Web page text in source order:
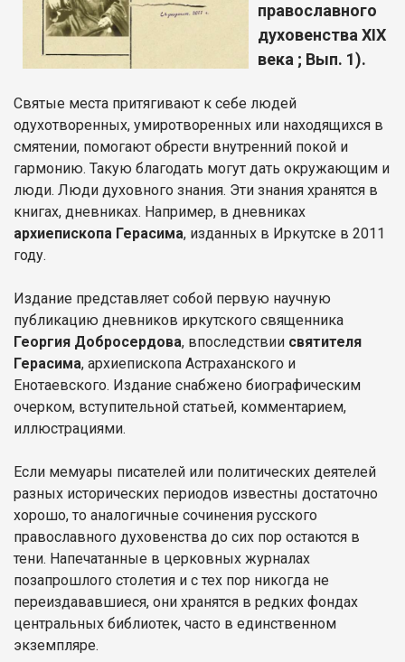
православного
духовенства XIX
века ; Вып. 1).
Святые места притягивают к себе людей
одухотворенных, умиротворенных или находящихся в
смятении, помогают обрести внутренний покой и
гармонию. Такую благодать могут дать окружающим и
люди. Люди духовного знания. Эти знания хранятся в
книгах, дневниках. Например, в дневниках
архиепископа Герасима, изданных в Иркутске в 2011
году.
Издание представляет собой первую научную
публикацию дневников иркутского священника
Георгия Добросердова, впоследствии святителя
Герасима, архиепископа Астраханского и
Енотаевского. Издание снабжено биографическим
очерком, вступительной статьей, комментарием,
иллюстрациями.
Если мемуары писателей или политических деятелей
разных исторических периодов известны достаточно
хорошо, то аналогичные сочинения русского
православного духовенства до сих пор остаются в
тени. Напечатанные в церковных журналах
позапрошлого столетия и с тех пор никогда не
переиздававшиеся, они хранятся в редких фондах
центральных библиотек, часто в единственном
экземпляре.